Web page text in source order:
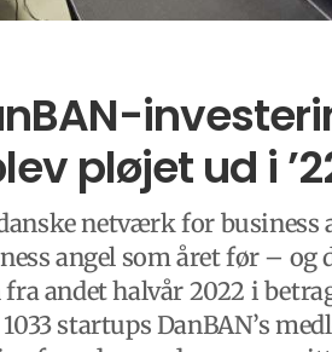
pløjet ud i
netværk for business
angel som året før – og
andet halvår 2022 i
startups DanBAN’s